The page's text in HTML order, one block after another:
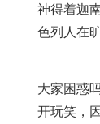
神得着迦
色列人在
大家困惑
开玩笑，